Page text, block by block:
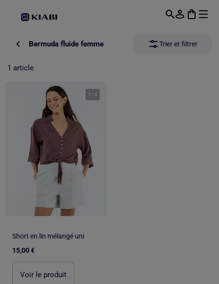
Bermuda fluide femme Trier et filtrer
1 article
1 /4
Short en lin mélangé uni
15,00 €
Voir le produit